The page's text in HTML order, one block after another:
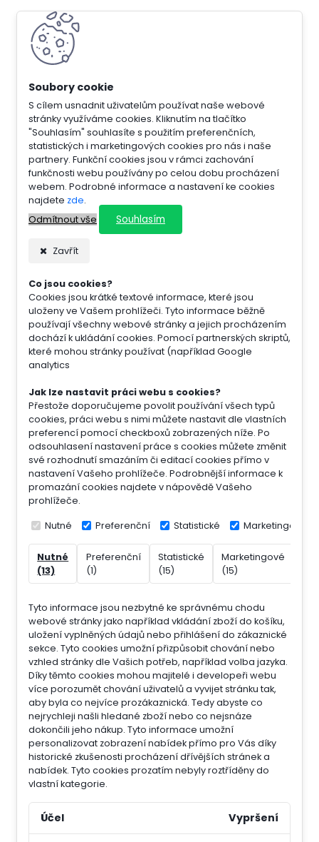
S cílem usnadnit uživatelům používat naše webové
stránky využíváme cookies. Kliknutím na tlačítko
"Souhlasím" souhlasíte s použitím preferenčních,
statistických i marketingových cookies pro nás i naše
partnery. Funkční cookies jsou v rámci zachování
funkčnosti webu používány po celou dobu procházení
webem. Podrobné informace a nastavení ke cookies
najdete zde.
Odmítnout vše
Souhlasím
Zavřít
Co jsou cookies?
Cookies jsou krátké textové informace, které jsou
uloženy ve Vašem prohlížeči. Tyto informace běžně
používají všechny webové stránky a jejich procházením
dochází k ukládání cookies. Pomocí partnerských skriptů,
které mohou stránky používat (například Google
analytics
Jak lze nastavit práci webu s cookies?
Přestože doporučujeme povolit používání všech typů
cookies, práci webu s nimi můžete nastavit dle vlastních
preferencí pomocí checkboxů zobrazených níže. Po
odsouhlasení nastavení práce s cookies můžete změnit
své rozhodnutí smazáním či editací cookies přímo v
nastavení Vašeho prohlížeče. Podrobnější informace k
promazání cookies najdete v nápovědě Vašeho
prohlížeče.
Nutné Preferenční Statistické Marketingové
Nutné
(13)
Preferenční
(1)
Statistické
(15)
Marketingové
(15)
Tyto informace jsou nezbytné ke správnému chodu
webové stránky jako například vkládání zboží do košíku,
uložení vyplněných údajů nebo přihlášení do zákaznické
sekce. Tyto cookies umožní přizpůsobit chování nebo
vzhled stránky dle Vašich potřeb, například volba jazyka.
Díky těmto cookies mohou majitelé i developeři webu
více porozumět chování uživatelů a vyvijet stránku tak,
aby byla co nejvíce prozákaznická. Tedy abyste co
nejrychleji našli hledané zboží nebo co nejsnáze
dokončili jeho nákup. Tyto informace umožní
personalizovat zobrazení nabídek přímo pro Vás díky
historické zkušenosti procházení dřívějších stránek a
nabídek. Tyto cookies prozatím nebyly roztříděny do
vlastní kategorie.
Účel Vypršení